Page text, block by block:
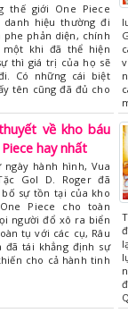
thế giới One Piece
hiệu thường đi
phản diện, chính
một khi đã thể hiện
thì giá trị của họ sẽ
Có những cái biệt
tên cũng đã đủ cho
về kho báu
hay nhất
ngày hành hình, Vua
Gol D. Roger đã
bố sự tồn tại của kho
Piece cho toàn
người đổ xô ra biển
tụ với các cụ, Râu
đã tái khẳng định sự
cho cả hành tinh